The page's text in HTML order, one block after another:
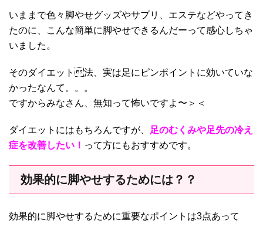
いままで色々脚やせグッズやサプリ、エステなどやってき
たのに、こんな簡単に脚やせできるんだーって感心しちゃ
いました。
そのダイエット法、実は足にピンポイントに効いていな
かったなんて。。。
ですからみなさん、無知って怖いですよ〜＞＜
ダイエットにはもちろんですが、
足のむくみや足先の冷え
症を改善したい！ って方にもおすすめです。
効果的に脚やせするためには？？
効果的に脚やせするために重要なポイントは3点あって